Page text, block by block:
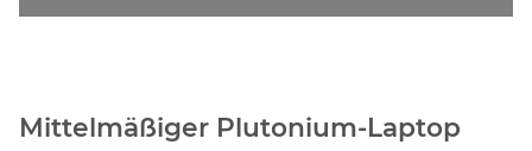
Mittelmäßiger Plutonium-Laptop